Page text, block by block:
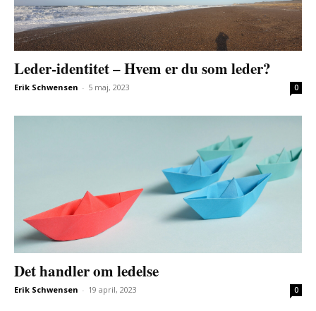
Leder-identitet – Hvem er du som leder?
Erik Schwensen - 5 maj, 2023 0
Det handler om ledelse
Erik Schwensen - 19 april, 2023 0